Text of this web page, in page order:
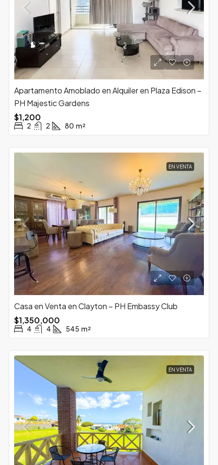
Apartamento Amoblado en Alquiler en Plaza Edison –
PH Majestic Gardens
$1,200
2 2 80 m²
EN VENTA
Casa en Venta en Clayton – PH Embassy Club
$1,350,000
4 4 545 m²
EN VENTA